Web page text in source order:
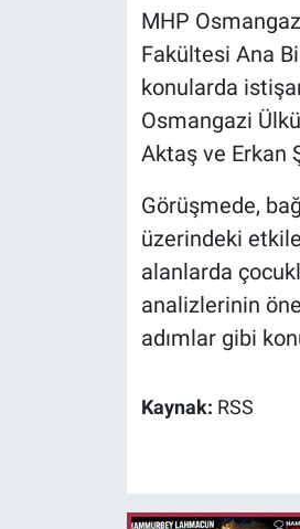
MHP
Fakültesi Ana
konularda
Osmangazi
Aktaş ve Erkan
Görüşmede,
üzerindeki
alanlarda
analizlerinin
adımlar gibi
Kaynak: RSS